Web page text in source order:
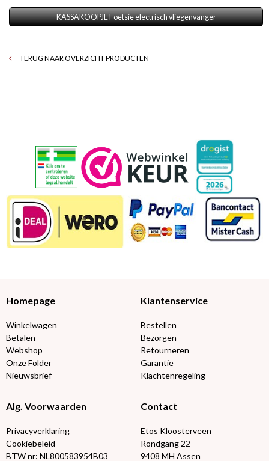
KASSAKOOPJE Foetsie electrisch vliegenvanger
TERUG NAAR OVERZICHT PRODUCTEN
Homepage
Winkelwagen
Betalen
Webshop
Onze Folder
Nieuwsbrief
Klantenservice
Bestellen
Bezorgen
Retourneren
Garantie
Klachtenregeling
Alg. Voorwaarden
Privacyverklaring
Cookiebeleid
BTW nr: NL800583954B03
Contact
Etos Kloosterveen
Rondgang 22
9408 MH Assen